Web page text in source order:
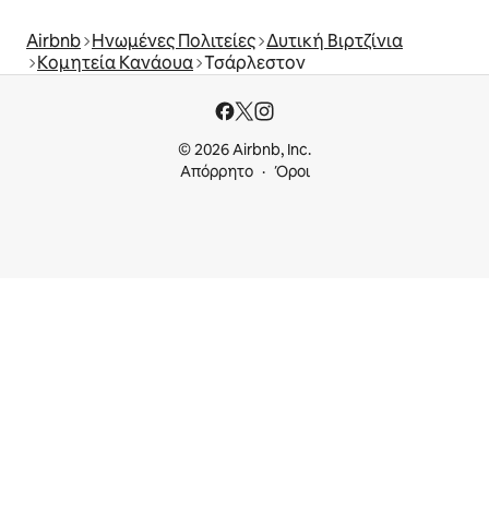
Airbnb Ηνωμένες Πολιτείες Δυτική Βιρτζίνια
Κομητεία Κανάουα Τσάρλεστον
© 2026 Airbnb, Inc.
Απόρρητο
Όροι